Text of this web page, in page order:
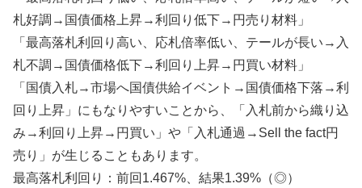
札好調→国債価格上昇→利回り低下→円売り材料」
「最高落札利回り高い、応札倍率低い、テールが長い→入
札不調→国債価格低下→利回り上昇→円買い材料」
「国債入札→市場へ国債供給イベント→国債価格下落→利
回り上昇」にもなりやすいことから、「入札前から織り込
み→利回り上昇→円買い」や「入札通過→Sell the fact円
売り」が生じることもあります。
最高落札利回り：前回1.467%、結果1.39%（◎）